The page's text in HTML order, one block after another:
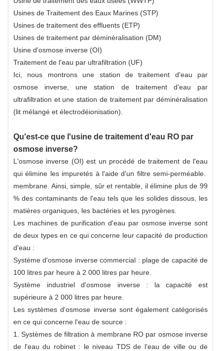
Usines de Traitement des Eaux Marines (STP)
Usines de traitement des effluents (ETP)
Usines de traitement par déminéralisation (DM)
Usine d'osmose inverse (OI)
Traitement de l'eau par ultrafiltration (UF)
Ici, nous montrons une station de traitement d'eau par
osmose inverse, une station de traitement d'eau par
ultrafiltration et une station de traitement par déminéralisation
(lit mélangé et électrodéionisation).
Qu'est-ce que l'usine de traitement d'eau RO par
osmose inverse?
L'osmose inverse (OI) est un procédé de traitement de l'eau
qui élimine les impuretés à l'aide d'un filtre semi-perméable.
membrane . Ainsi, simple, sûr et rentable, il élimine plus de 99
% des contaminants de l'eau tels que les solides dissous, les
matières organiques, les bactéries et les pyrogènes.
Les machines de purification d'eau par osmose inverse sont
de deux types en ce qui concerne leur capacité de production
d'eau :
Système d'osmose inverse commercial : plage de capacité de
100 litres par heure à 2 000 litres par heure.
Système industriel d'osmose inverse : la capacité est
supérieure à 2 000 litres par heure.
Les systèmes d'osmose inverse sont également catégorisés
en ce qui concerne l'eau de source :
1. Systèmes de filtration à membrane RO par osmose inverse
de l'eau du robinet : le niveau TDS de l'eau de ville ou de